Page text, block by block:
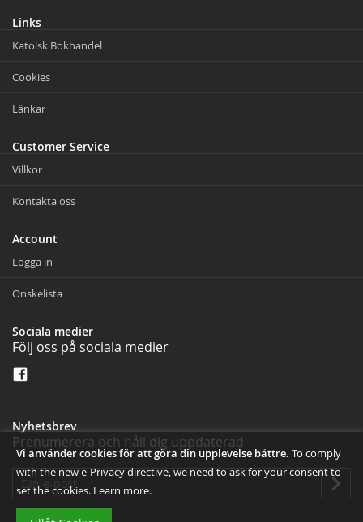
Vi använder cookies för att göra din upplevelse bättre. To comply
with the new e-Privacy directive, we need to ask for your consent to
set the cookies. Learn more.
Links
Katolsk Bokhandel
Cookies
Länkar
Customer Service
Villkor
Kontakta oss
Account
Logga in
Önskelista
Sociala medier
Följ oss på sociala medier
Nyhetsbrev
Prenumerera och håll dig uppdaterad